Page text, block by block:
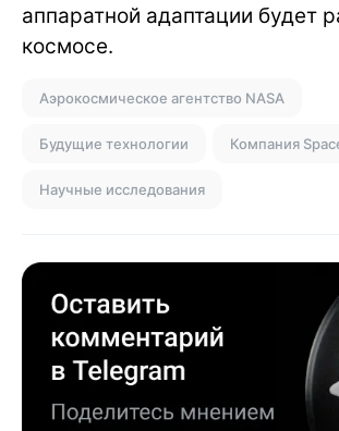
аппаратной адаптации будет
космосе.
Аэрокосмическое агентство NASA
Будущие технологии Компания
Научные исследования